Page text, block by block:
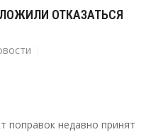
ОТКАЗАТЬСЯ
поправок недавно принят